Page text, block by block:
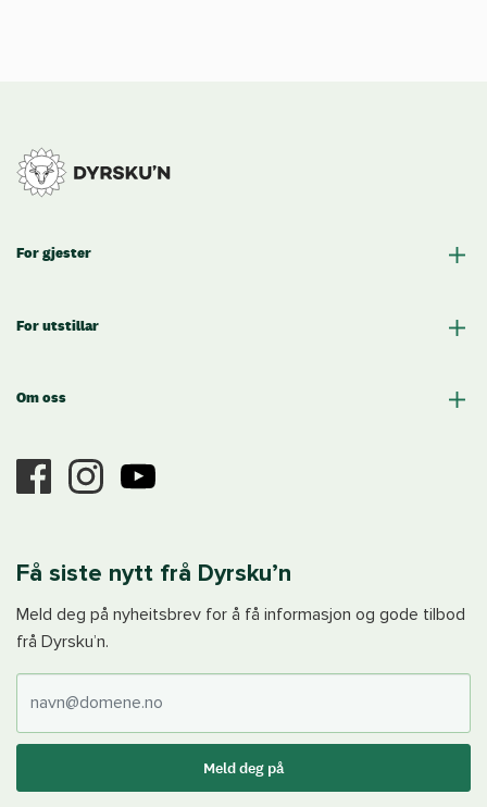
For gjester
For utstillar
Om oss
Få siste nytt frå Dyrsku’n
Meld deg på nyheitsbrev for å få informasjon og gode tilbod
frå Dyrsku’n.
Meld deg på